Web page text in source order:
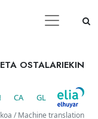
OSTALARIEKIN
CA GL
/ Machine translation